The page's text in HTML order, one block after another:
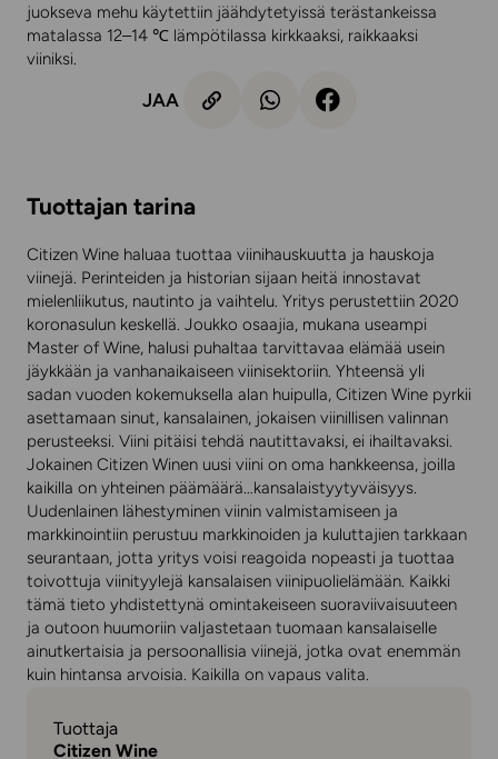
juokseva mehu käytettiin jäähdytetyissä terästankeissa
matalassa 12–14 ℃ lämpötilassa kirkkaaksi, raikkaaksi
viiniksi.
JAA
Tuottajan tarina
Citizen Wine haluaa tuottaa viinihauskuutta ja hauskoja
viinejä. Perinteiden ja historian sijaan heitä innostavat
mielenliikutus, nautinto ja vaihtelu. Yritys perustettiin 2020
koronasulun keskellä. Joukko osaajia, mukana useampi
Master of Wine, halusi puhaltaa tarvittavaa elämää usein
jäykkään ja vanhanaikaiseen viinisektoriin. Yhteensä yli
sadan vuoden kokemuksella alan huipulla, Citizen Wine pyrkii
asettamaan sinut, kansalainen, jokaisen viinillisen valinnan
perusteeksi. Viini pitäisi tehdä nautittavaksi, ei ihailtavaksi.
Jokainen Citizen Winen uusi viini on oma hankkeensa, joilla
kaikilla on yhteinen päämäärä…kansalaistyytyväisyys.
Uudenlainen lähestyminen viinin valmistamiseen ja
markkinointiin perustuu markkinoiden ja kuluttajien tarkkaan
seurantaan, jotta yritys voisi reagoida nopeasti ja tuottaa
toivottuja viinityylejä kansalaisen viinipuolielämään. Kaikki
tämä tieto yhdistettynä omintakeiseen suoraviivaisuuteen
ja outoon huumoriin valjastetaan tuomaan kansalaiselle
ainutkertaisia ja persoonallisia viinejä, jotka ovat enemmän
kuin hintansa arvoisia. Kaikilla on vapaus valita.
Tuottaja
Citizen Wine